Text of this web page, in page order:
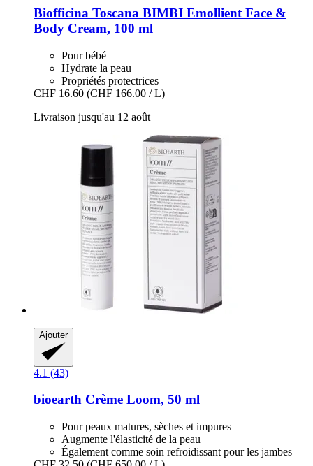
Biofficina Toscana BIMBI Emollient Face &
Body Cream, 100 ml
Pour bébé
Hydrate la peau
Propriétés protectrices
CHF 16.60 (CHF 166.00 / L)
Livraison jusqu'au 12 août
Ajouter
4.1 (43)
bioearth Crème Loom, 50 ml
Pour peaux matures, sèches et impures
Augmente l'élasticité de la peau
Également comme soin refroidissant pour les jambes